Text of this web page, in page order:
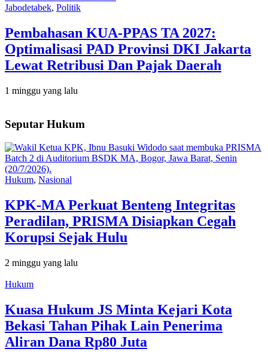
Jabodetabek, Politik
Pembahasan KUA-PPAS TA 2027:
Optimalisasi PAD Provinsi DKI Jakarta
Lewat Retribusi Dan Pajak Daerah
1 minggu yang lalu
Seputar Hukum
Hukum, Nasional
KPK-MA Perkuat Benteng Integritas
Peradilan, PRISMA Disiapkan Cegah
Korupsi Sejak Hulu
2 minggu yang lalu
Hukum
Kuasa Hukum JS Minta Kejari Kota
Bekasi Tahan Pihak Lain Penerima
Aliran Dana Rp80 Juta